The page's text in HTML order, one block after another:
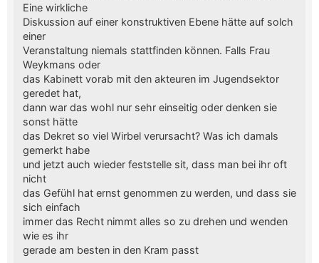
Eine wirkliche
Diskussion auf einer konstruktiven Ebene hätte auf solch
einer
Veranstaltung niemals stattfinden können. Falls Frau
Weykmans oder
das Kabinett vorab mit den akteuren im Jugendsektor
geredet hat,
dann war das wohl nur sehr einseitig oder denken sie
sonst hätte
das Dekret so viel Wirbel verursacht? Was ich damals
gemerkt habe
und jetzt auch wieder feststelle sit, dass man bei ihr oft
nicht
das Gefühl hat ernst genommen zu werden, und dass sie
sich einfach
immer das Recht nimmt alles so zu drehen und wenden
wie es ihr
gerade am besten in den Kram passt